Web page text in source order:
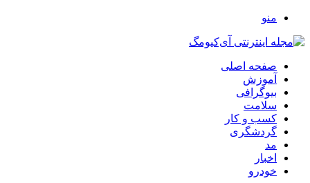
منو
صفحه اصلی
آموزش
بیوگرافی
سلامت
کسب و کار
گردشگری
مد
اخبار
خودرو